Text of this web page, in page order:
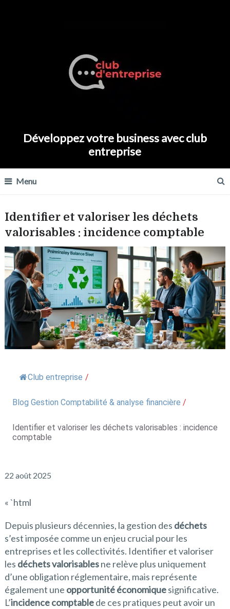
Développez votre business avec club
entreprise
Menu
Identifier et valoriser les déchets
valorisables : incidence comptable
Club entreprise /
Blog Gestion Comptabilité & analyse financière /
Identifier et valoriser les déchets valorisables : incidence
comptable
22 août 2025
« `html
Depuis plusieurs décennies, la gestion des déchets
s’est imposée comme un enjeu crucial pour les
entreprises et les collectivités. Identifier et valoriser
les déchets valorisablesne relève plus uniquement
d’une obligation réglementaire, mais représente
également une opportunité économiquesignificative.
L’incidence comptablede ces pratiques peut avoir un